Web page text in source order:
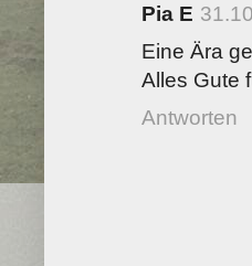
Pia E
Eine Ära
Alles Gute
Antworten